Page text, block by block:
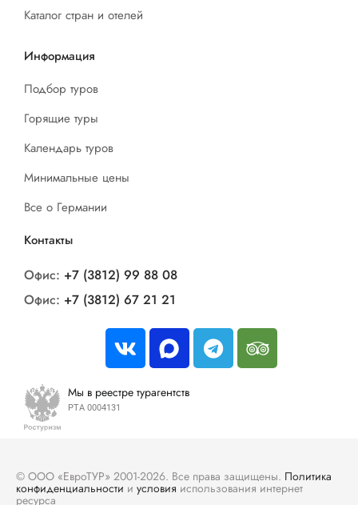
Каталог стран и отелей
Информация
Подбор туров
Горящие туры
Календарь туров
Минимальные цены
Все о Германии
Контакты
Офис: +7 (3812) 99 88 08
Офис: +7 (3812) 67 21 21
Мы в реестре турагентств
РТА 0004131
© ООО «ЕвроТУР» 2001-2026. Все права защищены. Политика
конфиденциальности и условия использования интернет
ресурса